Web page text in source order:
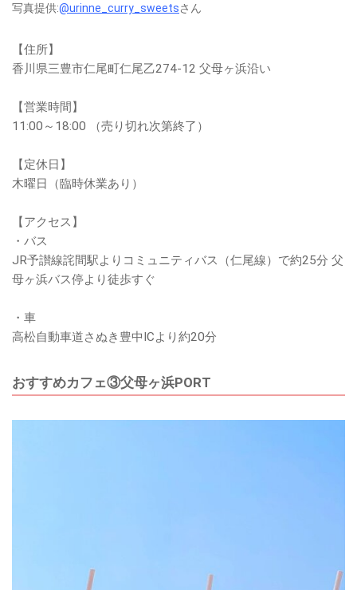
写真提供:@urinne_curry_sweetsさん
【住所】
香川県三豊市仁尾町仁尾乙274-12 父母ヶ浜沿い
【営業時間】
11:00～18:00 （売り切れ次第終了）
【定休日】
木曜日（臨時休業あり）
【アクセス】
・バス
JR予讃線詫間駅よりコミュニティバス（仁尾線）で約25分 父
母ヶ浜バス停より徒歩すぐ
・車
高松自動車道さぬき豊中ICより約20分
おすすめカフェ③父母ヶ浜PORT